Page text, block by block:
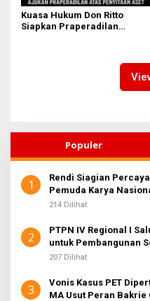
Kuasa Hukum Don Ritto
Siapkan Praperadilan
Populer
1
Rendi Siagian
Pemuda Karya
Sembiring
214 Dilihat
2
PTPN IV Regional I
untuk Pembangunan
207 Dilihat
3
Vonis Kasus PET
MA Usut Peran Bakrie